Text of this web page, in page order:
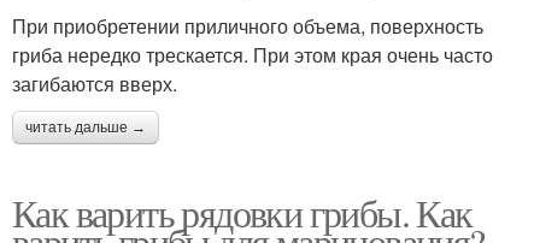
При приобретении приличного объема, поверхность
гриба нередко трескается. При этом края очень часто
загибаются вверх.
читать дальше →
Как варить рядовки грибы. Как